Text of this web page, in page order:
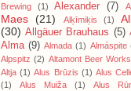
Brewing
(1) Alexander (7)
Maes
(21) Alķīmiķis (1)
(30) Allgäuer Brauhaus (5)
Alma (9) Almada (1) Almáspite
Alpspitz (2) Altamont Beer Works
Altja (1) Alus Brūzis (1) Alus
(1)
Alus Muiža (1) Alus